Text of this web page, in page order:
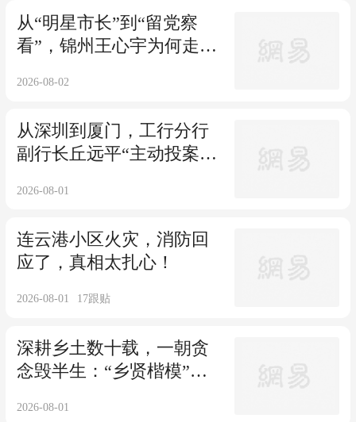
从“明星市长”到“留党察
看”，锦州王心宇为何走到
2026-08-02
从深圳到厦门，工行分行
副行长丘远平“主动投案”
2026-08-01
连云港小区火灾，消防回
应了，真相太扎心！
2026-08-01 17跟贴
深耕乡土数十载，一朝贪
念毁半生：“乡贤楷模”李
2026-08-01